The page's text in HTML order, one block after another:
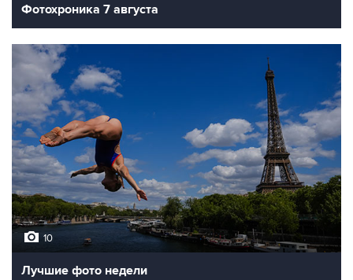
Фотохроника 7 августа
10
Лучшие фото недели